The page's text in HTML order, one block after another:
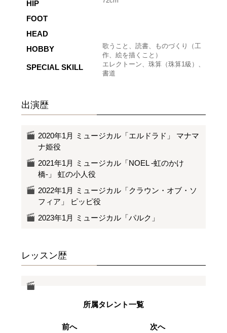
HIP
FOOT
HEAD
HOBBY
歌うこと、読書、ものづくり（工
作、絵を描くこと）
SPECIAL SKILL
エレクトーン、珠算（珠算1級）、
書道
出演歴
2020年1月 ミュージカル「エルドラド」 マナマ
ナ姫役
2021年1月 ミュージカル「NOEL -虹のかけ
橋-」 虹の小人役
2022年1月 ミュージカル「クラウン・オブ・ソ
フィア」 ピッピ役
2023年1月 ミュージカル「パルク」
レッスン歴
前へ
所属タレント一覧
次へ